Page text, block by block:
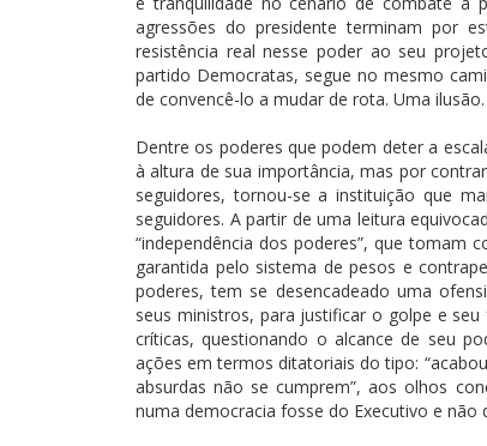
agressões do presidente terminam por
resistência real nesse poder ao seu
partido Democratas, segue no mesmo
de convencê-lo a mudar de rota. Uma ilusão.
Dentre os poderes que podem deter a
à altura de sua importância, mas por
seguidores, tornou-se a instituição que
seguidores. A partir de uma leitura
“independência dos poderes”, que tomam
garantida pelo sistema de pesos e
poderes, tem se desencadeado uma
seus ministros, para justificar o golpe e
críticas, questionando o alcance de seu
ações em termos ditatoriais do tipo:
absurdas não se cumprem”, aos olhos
numa democracia fosse do Executivo e não